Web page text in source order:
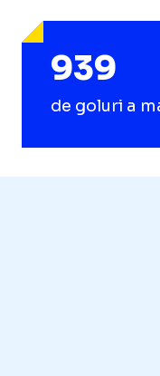
939
de goluri a